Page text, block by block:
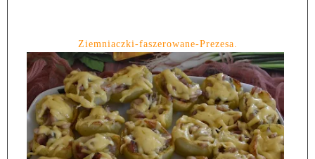
Ziemniaczki-faszerowane-Prezesa.